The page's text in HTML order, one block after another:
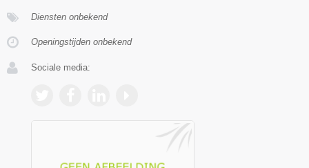
Diensten onbekend
Openingstijden onbekend
Sociale media: